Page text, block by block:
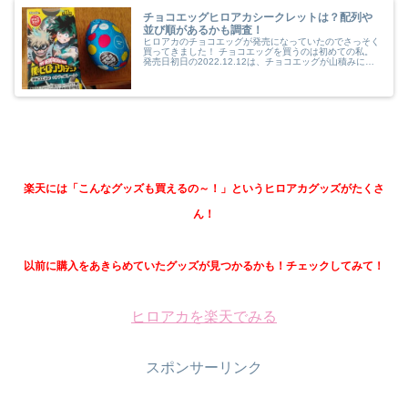
チョコエッグヒロアカシークレットは？配列や
並び順があるかも調査！
ヒロアカのチョコエッグが発売になっていたのでさっそく
買ってきました！ チョコエッグを買うのは初めての私。
発売日初日の2022.12.12は、チョコエッグが山積みにな
楽天には「こんなグッズも買えるの～！」というヒロアカグッズがたくさ
ん！
以前に購入をあきらめていたグッズが見つかるかも！チェックしてみて！
ヒロアカを楽天でみる
スポンサーリンク